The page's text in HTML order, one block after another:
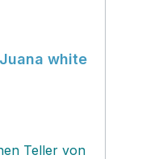
white
Teller von